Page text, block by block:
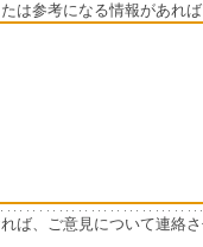
は参考になる情報があれ
ば、ご意見について連絡